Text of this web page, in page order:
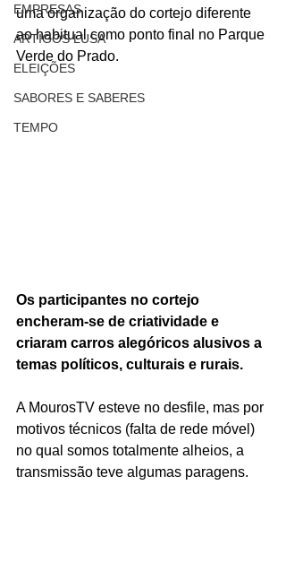
EMPRESAS
ARTIGOS LUSA
ELEIÇÕES
SABORES E SABERES
TEMPO
uma organização do cortejo diferente
ao habitual como ponto final no Parque
Verde do Prado.
Os participantes no cortejo
encheram-se de criatividade e
criaram carros alegóricos alusivos a
temas políticos, culturais e rurais.
A MourosTV esteve no desfile, mas por
motivos técnicos (falta de rede móvel)
no qual somos totalmente alheios, a
transmissão teve algumas paragens.